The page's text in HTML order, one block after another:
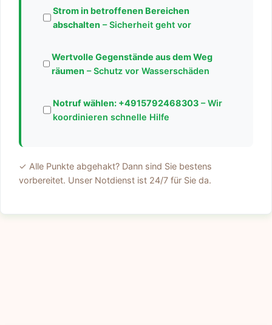
Strom in betroffenen Bereichen
abschalten – Sicherheit geht vor
Wertvolle Gegenstände aus dem Weg
räumen – Schutz vor Wasserschäden
Notruf wählen: +4915792468303– Wir
koordinieren schnelle Hilfe
✓ Alle Punkte abgehakt? Dann sind Sie bestens
vorbereitet. Unser Notdienst ist 24/7 für Sie da.